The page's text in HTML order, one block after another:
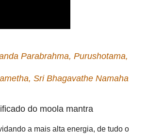
Parabrahma, Purushotama,
Sri Bhagavathe Namaha
do moola mantra
a mais alta energia, de tudo o